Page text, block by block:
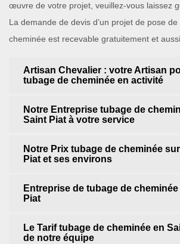
œuvre de votre projet, veuillez-vous laissez
La demande de devis d’un projet de pose
cheminée est recevable gratuitement et
Artisan Chevalier : votre Artisan
tubage de cheminée en activité
Notre Entreprise tubage de
Saint Piat à votre service
Notre Prix tubage de cheminée
Piat et ses environs
Entreprise de tubage de
Piat
Le Tarif tubage de cheminée en
de notre équipe